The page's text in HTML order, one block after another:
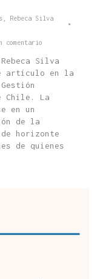
Rebeca Silva
comentario
Silva
artículo en la
Chile. La
en un
de la
horizonte
de quienes